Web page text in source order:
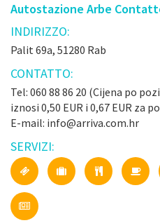
Autostazione Arbe
INDIRIZZO:
Palit 69a, 51280 Rab
CONTATTO:
Tel: 060 88 86 20 (Cijena po
iznosi 0,50 EUR i 0,67 EUR za
E-mail: info@arriva.com.hr
SERVIZI: